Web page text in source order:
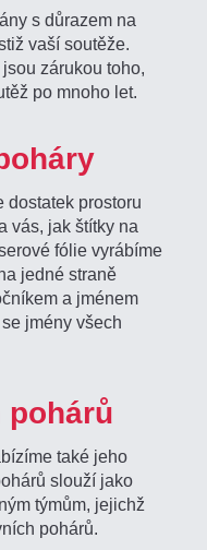
s důrazem na
vaší soutěže.
zárukou toho,
po mnoho let.
dostatek prostoru
vás, jak štítky na
fólie vyrábíme
jedné straně
a jménem
jmény všech
pohárů
také jeho
slouží jako
týmům, jejichž
pohárů.